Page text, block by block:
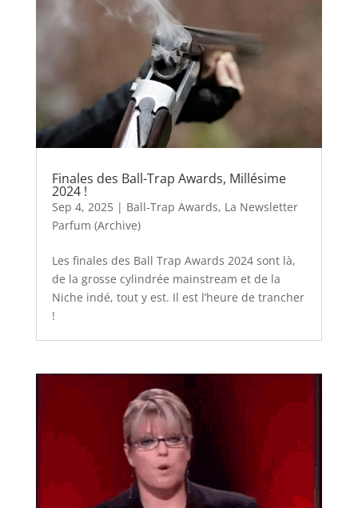
Finales des Ball-Trap Awards, Millésime
2024 !
Sep 4, 2025| Ball-Trap Awards, La Newsletter
Parfum (Archive)
Les finales des Ball Trap Awards 2024 sont là,
de la grosse cylindrée mainstream et de la
Niche indé, tout y est. Il est l’heure de trancher
!